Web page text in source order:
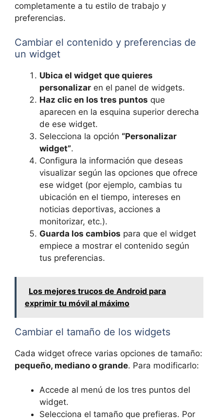
completamente a tu estilo de trabajo y
preferencias.
Cambiar el contenido y preferencias de
un widget
Ubica el widget que quieres
personalizar en el panel de widgets.
Haz clic en los tres puntos que
aparecen en la esquina superior derecha
de ese widget.
Selecciona la opción “Personalizar
widget”.
Configura la información que deseas
visualizar según las opciones que ofrece
ese widget (por ejemplo, cambias tu
ubicación en el tiempo, intereses en
noticias deportivas, acciones a
monitorizar, etc.).
Guarda los cambios para que el widget
empiece a mostrar el contenido según
tus preferencias.
Los mejores trucos de Android para
exprimir tu móvil al máximo
Cambiar el tamaño de los widgets
Cada widget ofrece varias opciones de tamaño:
pequeño, mediano o grande. Para modificarlo:
Accede al menú de los tres puntos del
widget.
Selecciona el tamaño que prefieras. Por